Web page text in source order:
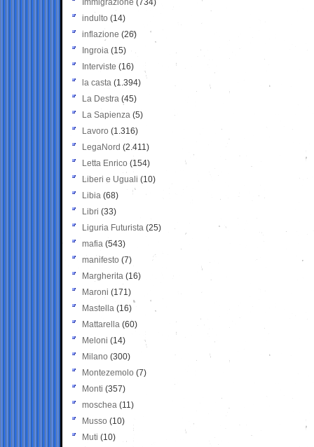
Immigrazione (734)
indulto (14)
inflazione (26)
Ingroia (15)
Interviste (16)
la casta (1.394)
La Destra (45)
La Sapienza (5)
Lavoro (1.316)
LegaNord (2.411)
Letta Enrico (154)
Liberi e Uguali (10)
Libia (68)
Libri (33)
Liguria Futurista (25)
mafia (543)
manifesto (7)
Margherita (16)
Maroni (171)
Mastella (16)
Mattarella (60)
Meloni (14)
Milano (300)
Montezemolo (7)
Monti (357)
moschea (11)
Musso (10)
Muti (10)